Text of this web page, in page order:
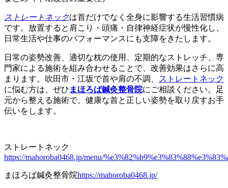
ストレートネックは首だけでなく全身に影響する生活習慣病
です。放置すると肩こり・頭痛・自律神経症状が慢性化し、
日常生活や仕事のパフォーマンスにも支障をきたします。
日常の姿勢改善、適切な枕の使用、定期的なストレッチ、専
門家による施術を組み合わせることで、改善効果はさらに高
まります。吹田市・江坂で首や肩の不調、
ストレートネック
に悩む方は、ぜひ まほろば鍼灸整骨院にご相談ください。足
元から整える施術で、健康な首と正しい姿勢を取り戻すお手
伝いをします。
ストレートネック
https://mahoroba0468.jp/menu/
まほろば鍼灸整骨院https://mahoroba0468.jp/